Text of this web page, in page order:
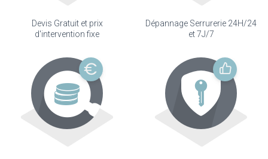
Devis Gratuit et prix
d'intervention fixe
Dépannage Serrurerie 24H/24
et 7J/7